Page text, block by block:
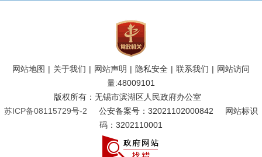
网站地图 | 关于我们 | 网站声明 | 隐私安全 | 联系我们 | 网站访问
量:48009101
版权所有：无锡市滨湖区人民政府办公室
苏ICP备08115729号-2
公安备案号：32021102000842
网站标识
码：3202110001